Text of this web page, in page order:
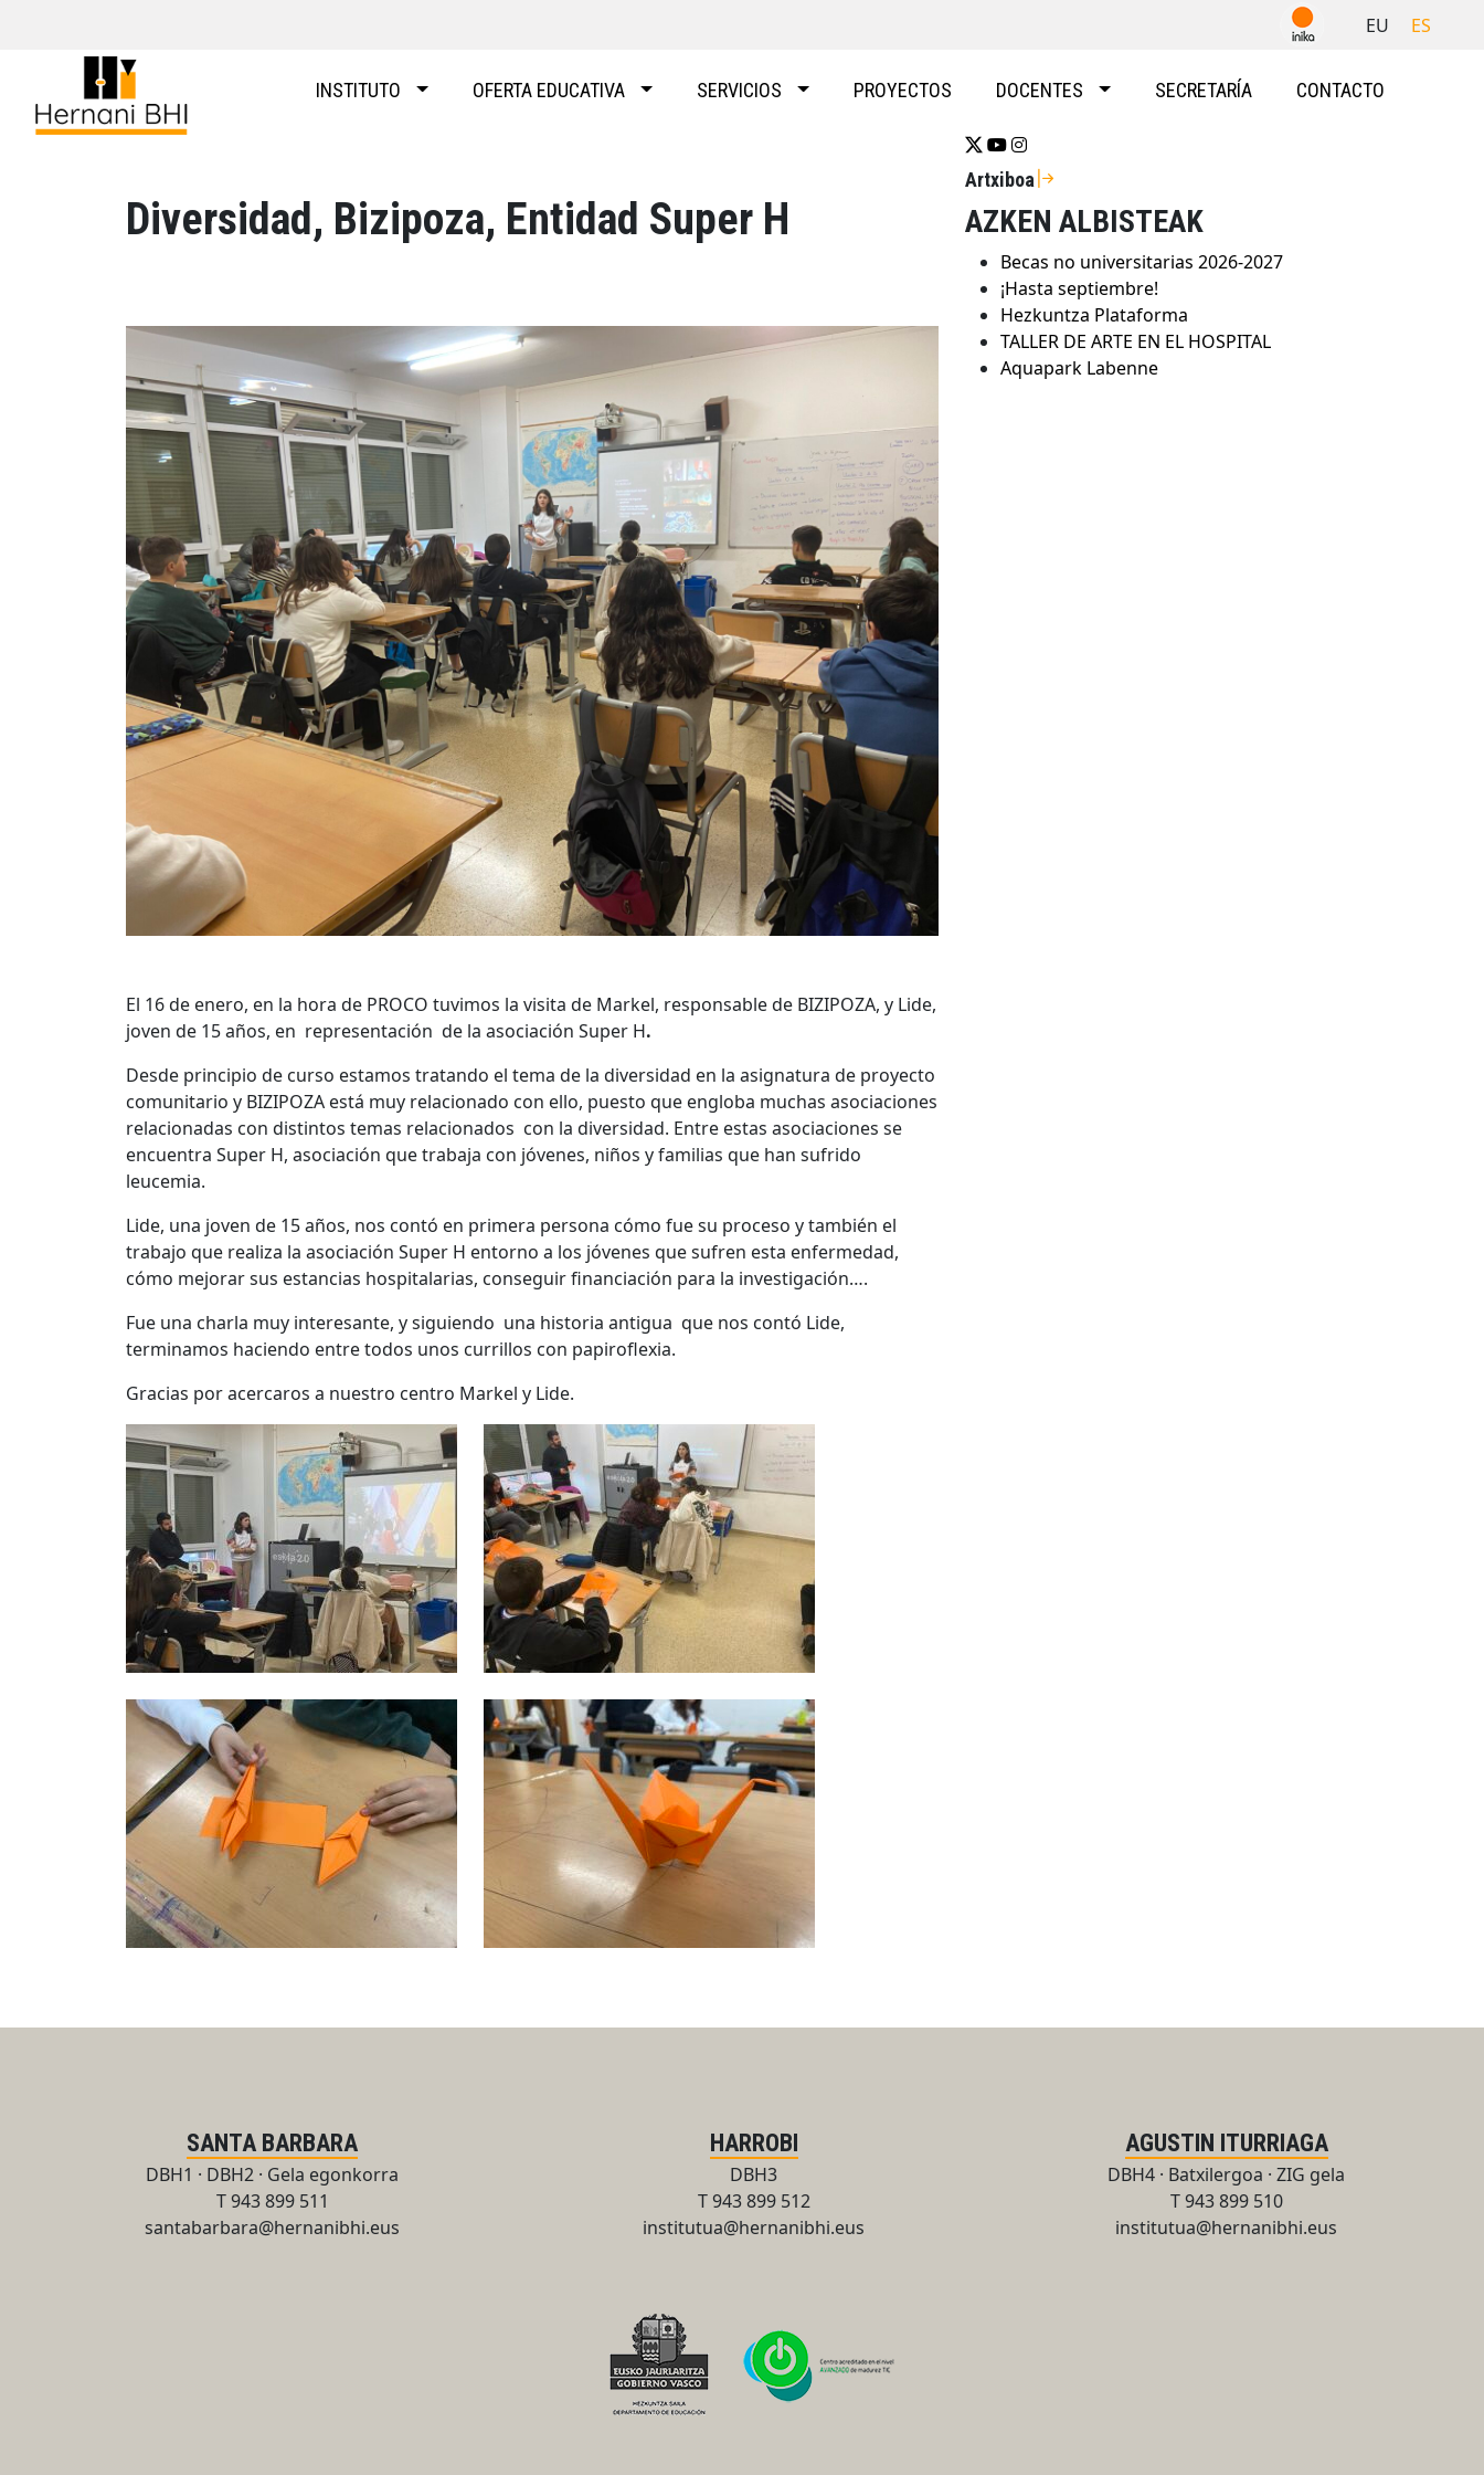
EU ES
INSTITUTO OFERTA EDUCATIVA SERVICIOS PROYECTOS DOCENTES SECRETARÍA CONTACTO
Diversidad, Bizipoza, Entidad Super H
El 16 de enero, en la hora de PROCO tuvimos la visita de Markel, responsable de BIZIPOZA, y Lide,
joven de 15 años, en representación de la asociación Super H.
Desde principio de curso estamos tratando el tema de la diversidad en la asignatura de proyecto
comunitario y BIZIPOZA está muy relacionado con ello, puesto que engloba muchas asociaciones
relacionadas con distintos temas relacionados con la diversidad. Entre estas asociaciones se
encuentra Super H, asociación que trabaja con jóvenes, niños y familias que han sufrido
leucemia.
Lide, una joven de 15 años, nos contó en primera persona cómo fue su proceso y también el
trabajo que realiza la asociación Super H entorno a los jóvenes que sufren esta enfermedad,
cómo mejorar sus estancias hospitalarias, conseguir financiación para la investigación….
Fue una charla muy interesante, y siguiendo una historia antigua que nos contó Lide,
terminamos haciendo entre todos unos currillos con papiroflexia.
Gracias por acercaros a nuestro centro Markel y Lide.
Se abrirá nueva ventana-twitter
Se abrirá nueva ventana-youtube
Se abrirá nueva ventana-instragram
Artxiboa
AZKEN ALBISTEAK
Becas no universitarias 2026-2027
¡Hasta septiembre!
Hezkuntza Plataforma
TALLER DE ARTE EN EL HOSPITAL
Aquapark Labenne
SANTA BARBARA
DBH1 · DBH2 · Gela egonkorra
T 943 899 511
santabarbara@hernanibhi.eus
HARROBI
DBH3
T 943 899 512
institutua@hernanibhi.eus
AGUSTIN ITURRIAGA
DBH4 · Batxilergoa · ZIG gela
T 943 899 510
institutua@hernanibhi.eus